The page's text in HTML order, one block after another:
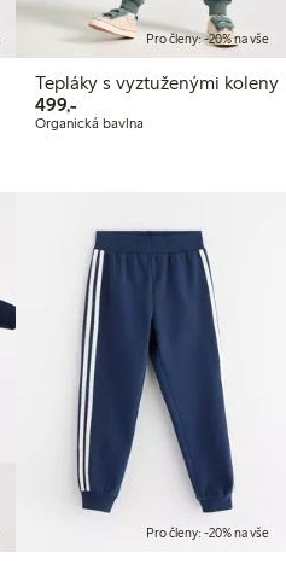
Pro členy: -20% na vše
Tepláky s vyztuženými koleny
499,-499,00 Kč
Organická bavlna
Pro členy: -20% na vše